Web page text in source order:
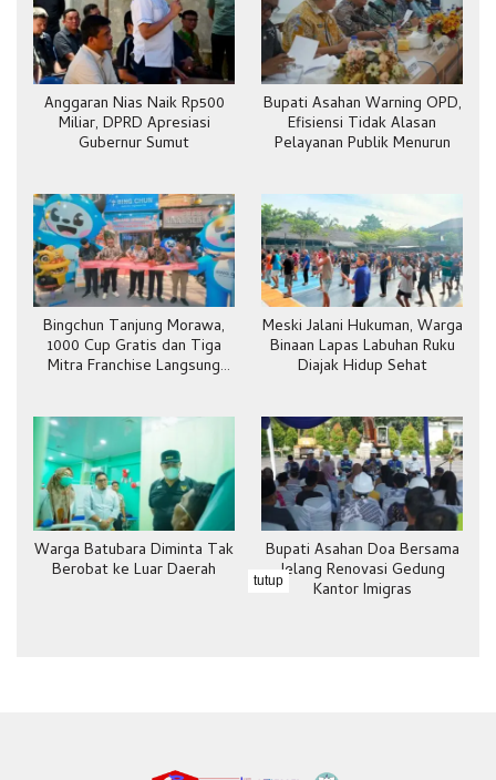
Anggaran Nias Naik Rp500
Miliar, DPRD Apresiasi
Gubernur Sumut
Bupati Asahan Warning OPD,
Efisiensi Tidak Alasan
Pelayanan Publik Menurun
Bingchun Tanjung Morawa,
1000 Cup Gratis dan Tiga
Mitra Franchise Langsung
Meski Jalani Hukuman, Warga
Binaan Lapas Labuhan Ruku
Diajak Hidup Sehat
Warga Batubara Diminta Tak
Berobat ke Luar Daerah
Bupati Asahan Doa Bersama
Jelang Renovasi Gedung
Kantor Imigras
tutup